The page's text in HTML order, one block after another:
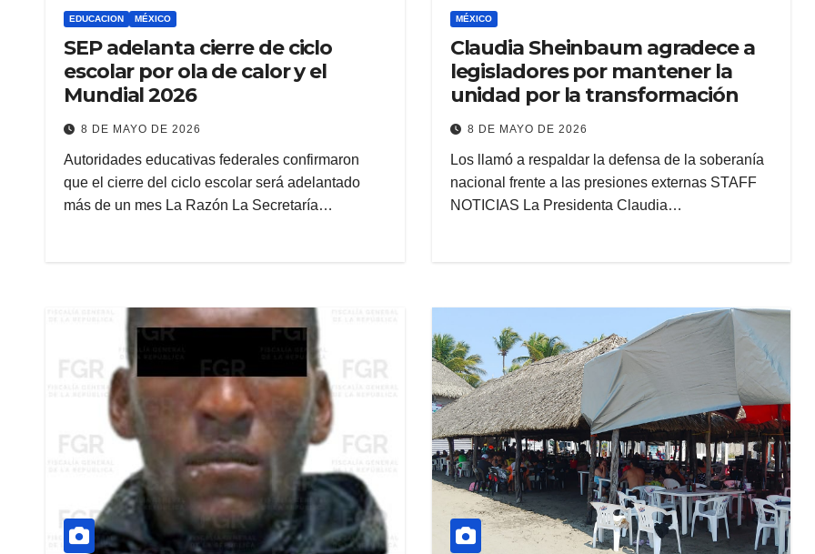
EDUCACION MÉXICO
SEP adelanta cierre de ciclo
escolar por ola de calor y el
Mundial 2026
8 DE MAYO DE 2026
Autoridades educativas federales confirmaron
que el cierre del ciclo escolar será adelantado
más de un mes La Razón La Secretaría…
MÉXICO
Claudia Sheinbaum agradece a
legisladores por mantener la
unidad por la transformación
8 DE MAYO DE 2026
Los llamó a respaldar la defensa de la soberanía
nacional frente a las presiones externas STAFF
NOTICIAS La Presidenta Claudia…